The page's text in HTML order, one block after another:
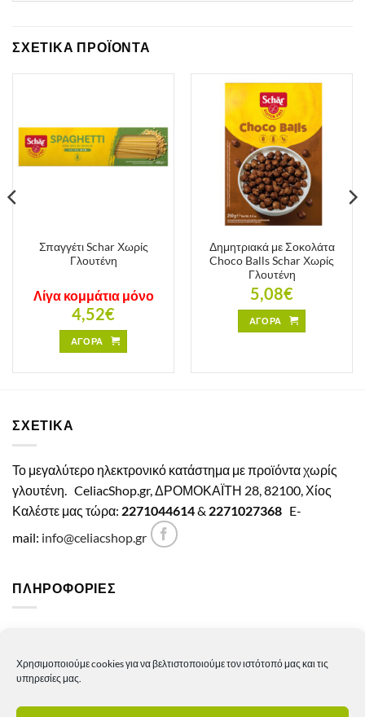
Χρησιμοποιούμε cookies για να βελτιστοποιούμε τον ιστότοπό μας και τις
υπηρεσίες μας.
ΣΧΕΤΙΚΑ ΠΡΟΪΟΝΤΑ
Σπαγγέτι Schar Χωρίς
Γλουτένη
Λίγα κομμάτια μόνο
4,52€
ΑΓΟΡΑ
Δημητριακά με Σοκολάτα
Choco Balls Schar Χωρίς
Γλουτένη
5,08€
ΑΓΟΡΑ
ΣΧΕΤΙΚΑ
Το μεγαλύτερο ηλεκτρονικό κατάστημα με προϊόντα χωρίς
γλουτένη. CeliacShop.gr, ΔΡΟΜΟΚΑΪΤΗ 28, 82100, Χίος
Καλέστε μας τώρα: 2271044614& 2271027368 E-
mail: info@celiacshop.gr
ΠΛΗΡΟΦΟΡΙΕΣ
Πολιτική Απορρήτου